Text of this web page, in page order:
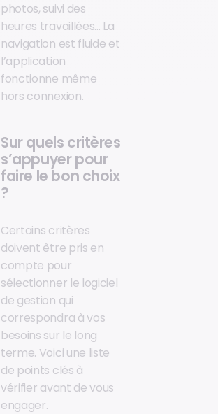
photos, suivi des
heures travaillées... La
navigation est fluide et
l’application
fonctionne même
hors connexion.
Sur quels critères
s’appuyer pour
faire le bon choix
?
Certains critères
doivent être pris en
compte pour
sélectionner le logiciel
de gestion qui
correspondra à vos
besoins sur le long
terme. Voici une liste
de points clés à
vérifier avant de vous
engager.